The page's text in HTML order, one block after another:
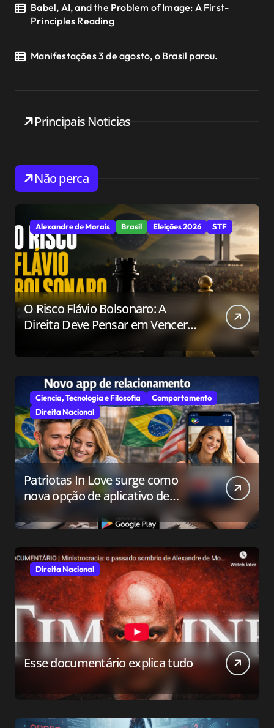
Babel, AI, and the Problem of Image: A First-
Principles Reading
Manifestações 3 de agosto, o Brasil parou.
Principais Noticias
Não perca
Alexandre de Morais Brasil Eleições 2026 STF
O Risco Flávio Bolsonaro: A
Direita Deve Pensar em Vencer
Ciencia, Tecnologia e Filosofia
Comportamento
Direita Nacional
Patriotas In Love surge como
nova opção de aplicativo de
relacionamento para o público
conservador
Direita Nacional
Esse documentário explica tudo